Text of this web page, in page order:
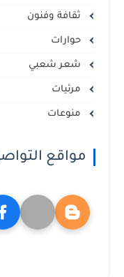
ثقافة وفنون
حوارات
شعر شعبي
مرئيات
منوعات
مواقع